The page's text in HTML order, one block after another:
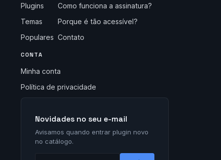
Plugins
Temas
Populares
Como funciona a assinatura?
Porque é tão acessível?
Contato
CONTA
Minha conta
Política de privacidade
Novidades no seu e-mail
Avisamos quando entrar plugin novo
no catálogo.